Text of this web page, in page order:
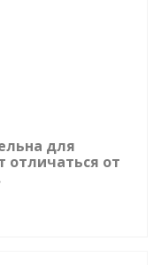
для
отличаться от